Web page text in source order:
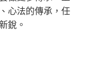
心法的傳承，任
銳。